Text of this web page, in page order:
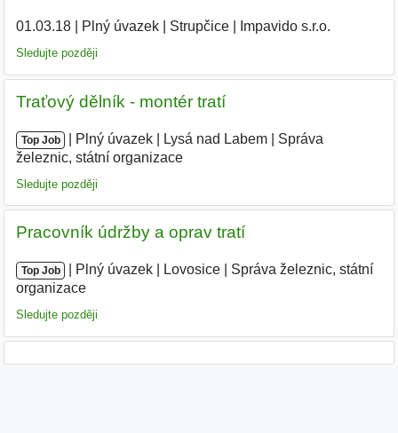
01.03.18| Plný úvazek| Strupčice| Impavido s.r.o.
Sledujte později
Traťový dělník - montér tratí
Top Job Plný úvazek Lysá nad Labem
Správa
železnic, státní organizace
Sledujte později
Pracovník údržby a oprav tratí
Top Job Plný úvazek Lovosice
Správa železnic, státní
organizace
Sledujte později